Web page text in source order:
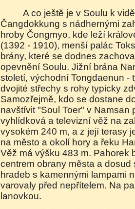
A co ještě je v Soulu k vidění? Nedaleký palác
Čangdokkung s nádhernými
hroby Čongmyo, kde leží
(1392 - 1910), menší palác
brány, které se dodnes
opevnění Soulu. Jižní brána
století, východní Tongdaenun -
dvojité střechy s rohy typicky
Samozřejmě, kdo se dostane
navštívit "Soul Toer" v Namsan
vyhlídková a televizní věž na
vysokém 240 m, a z její terasy
na město a okolí hory a řeku
Věž má výšku 483 m. Pahorek
centrem obrany města a dosud
hradeb s kamennými lampami
varovaly před nepřítelem. Na
lanovkou.